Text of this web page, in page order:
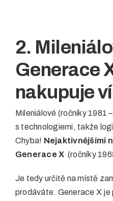
2.
Generace
nakupuje
Mileniálové (ročníky 1981
s technologiemi, takže
Chyba! Nejaktivnějšími
Generace X (ročníky
Je tedy určitě na místě
prodáváte. Generace X